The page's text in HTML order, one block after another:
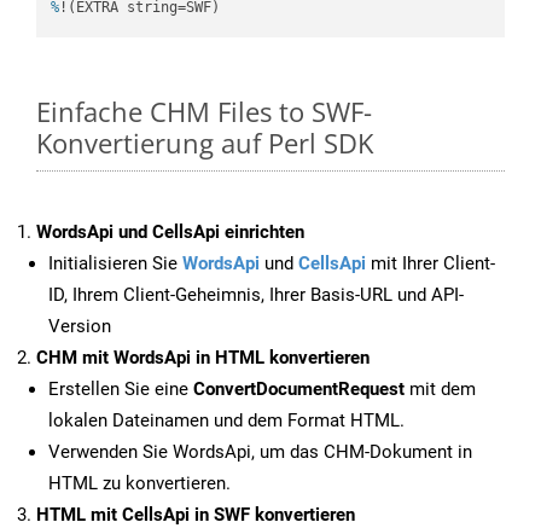
% !(EXTRA string=SWF)
Einfache CHM Files to SWF-
Konvertierung auf Perl SDK
WordsApi und CellsApi einrichten
Initialisieren Sie WordsApi und CellsApi mit Ihrer Client-
ID, Ihrem Client-Geheimnis, Ihrer Basis-URL und API-
Version
CHM mit WordsApi in HTML konvertieren
Erstellen Sie eine ConvertDocumentRequest mit dem
lokalen Dateinamen und dem Format HTML.
Verwenden Sie WordsApi, um das CHM-Dokument in
HTML zu konvertieren.
HTML mit CellsApi in SWF konvertieren